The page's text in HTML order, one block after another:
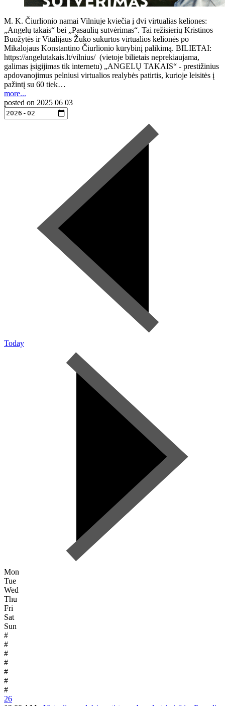
M. K. Čiurlionio namai Vilniuje kviečia į dvi virtualias keliones:
„Angelų takais“ bei „Pasaulių sutvėrimas“. Tai režisierių Kristinos
Buožytės ir Vitalijaus Žuko sukurtos virtualios kelionės po
Mikalojaus Konstantino Čiurlionio kūrybinį palikimą. BILIETAI:
https://angelutakais.lt/vilnius/ (vietoje bilietais neprekiaujama,
galimas įsigijimas tik internetu) „ANGELŲ TAKAIS“ - prestižinius
apdovanojimus pelniusi virtualios realybės patirtis, kurioje leisitės į
pažintį su 60 tiek…
more...
posted on 2025 06 03
Today
Mon
Tue
Wed
Thu
Fri
Sat
Sun
#
#
#
#
#
#
#
26